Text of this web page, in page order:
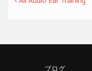
ブログ